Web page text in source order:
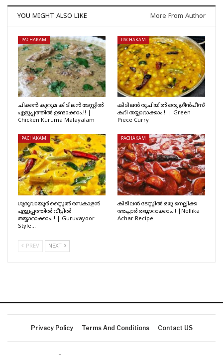
YOU MIGHT ALSO LIKE More From Author
PACHAKAM
ചിക്കൻ കുറുമ കിടിലൻ ടേസ്റ്റിൽ
എളുപ്പത്തിൽ ഉണ്ടാക്കാം.!! |
Chicken Kuruma Malayalam
PACHAKAM
കിടിലൻ രുചിയിൽ ഒരു ഗ്രീൻപീസ്
കറി തയ്യാറാക്കാം.!! | Green
Piece Curry
PACHAKAM
ഗുരുവായൂർ സ്റ്റൈൽ രസകാളൻ
എളുപ്പത്തിൽ വീട്ടിൽ
തയ്യാറാക്കാം.!! | Guruvayoor
Style…
PACHAKAM
കിടിലൻ ടേസ്റ്റിൽ ഒരു നെല്ലിക്ക
അച്ചാർ തയ്യാറാക്കാം.!! |Nellika
Achar Recipe
PREV NEXT
Privacy Policy Terms And Conditions Contact US